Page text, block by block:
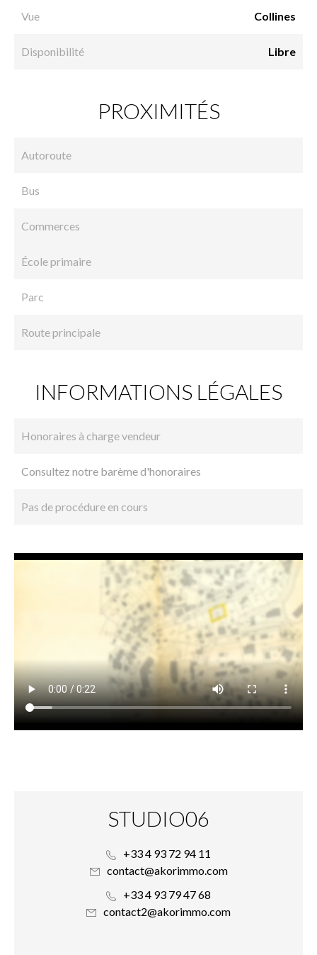
Vue Collines
Disponibilité Libre
PROXIMITÉS
Autoroute
Bus
Commerces
École primaire
Parc
Route principale
INFORMATIONS LÉGALES
Honoraires à charge vendeur
Consultez notre barème d'honoraires
Pas de procédure en cours
STUDIO06
+33 4 93 72 94 11
contact@akorimmo.com
+33 4 93 79 47 68
contact2@akorimmo.com